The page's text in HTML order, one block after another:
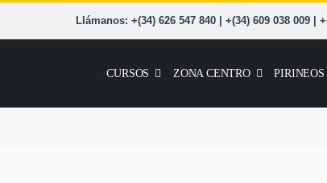
Llámanos: +(34) 626 547 840 | +(34) 609 038 009 |
CURSOS ZONA CENTRO PIRINEOS